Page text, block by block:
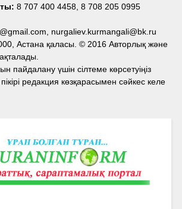
8 707 400 4458, 8 708 205 0995
nurgaliev.kurmangali@bk.ru
Астана қаласы. © 2016 Авторлық және
пайдалану үшін сілтеме көрсетуіңіз
редакция көзқарасымен сәйкес келе